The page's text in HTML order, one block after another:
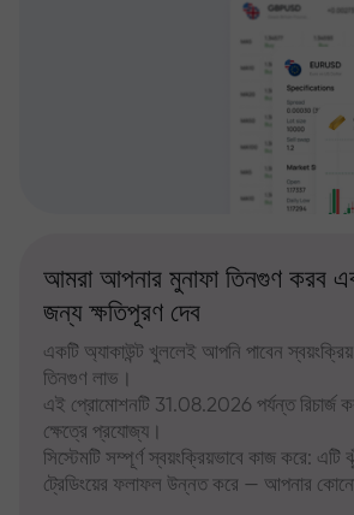
আমরা আপনার মুনাফা তিনগুণ করব
জন্য ক্ষতিপূরণ দেব
একটি অ্যাকাউন্ট খুললেই আপনি পাবেন স্বয়ংক্রিয়
তিনগুণ লাভ।
এই প্রোমোশনটি 31.08.2026 পর্যন্ত রিচার্জ
ক্ষেত্রে প্রযোজ্য।
সিস্টেমটি সম্পূর্ণ স্বয়ংক্রিয়ভাবে কাজ করে: এটি
ট্রেডিংয়ের ফলাফল উন্নত করে — আপনার কোনো